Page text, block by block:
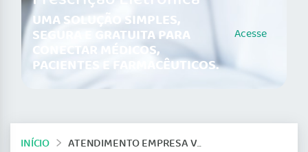
UMA SOLUÇÃO SIMPLES,
SEGURA E GRATUITA PARA
CONECTAR MÉDICOS,
PACIENTES E FARMACÊUTICOS.
Acesse
INÍCIO ATENDIMENTO EMPRESA VIRTUAL